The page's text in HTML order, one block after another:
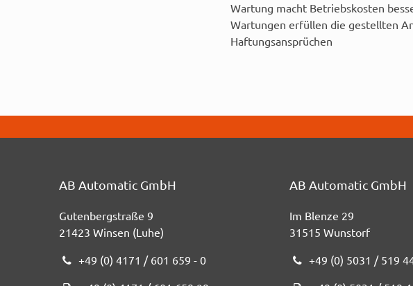
Wartung macht Betriebskosten
Wartungen erfüllen die gestellten
Haftungsansprüchen
AB Automatic GmbH
Gutenbergstraße 9
21423 Winsen (Luhe)
+49 (0) 4171 / 601 659 - 0
AB Automatic GmbH
Im Blenze 29
31515 Wunstorf
+49 (0) 5031 / 519